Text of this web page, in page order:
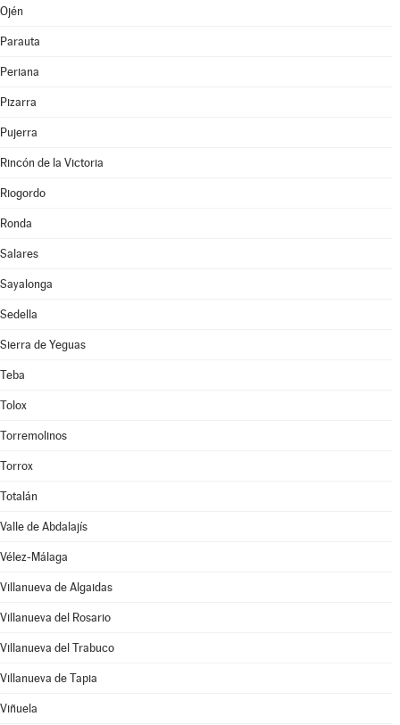
Ojén
Parauta
Periana
Pizarra
Pujerra
Rincón de la Victoria
Riogordo
Ronda
Salares
Sayalonga
Sedella
Sierra de Yeguas
Teba
Tolox
Torremolinos
Torrox
Totalán
Valle de Abdalajís
Vélez-Málaga
Villanueva de Algaidas
Villanueva del Rosario
Villanueva del Trabuco
Villanueva de Tapia
Viñuela